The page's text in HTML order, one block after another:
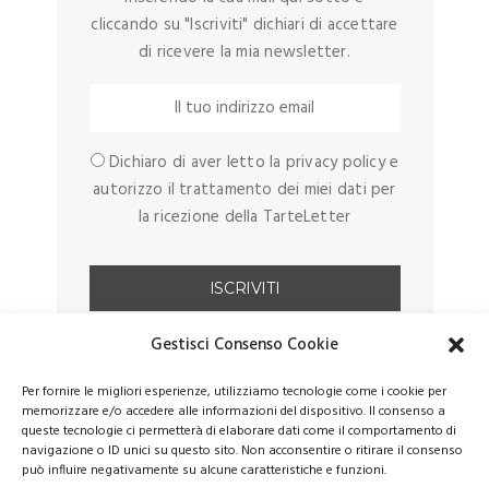
Gestisci Consenso Cookie
Per fornire le migliori esperienze, utilizziamo tecnologie come i cookie per
memorizzare e/o accedere alle informazioni del dispositivo. Il consenso a
queste tecnologie ci permetterà di elaborare dati come il comportamento di
navigazione o ID unici su questo sito. Non acconsentire o ritirare il consenso
può influire negativamente su alcune caratteristiche e funzioni.
cliccando su "Iscriviti" dichiari di accettare
di ricevere la mia newsletter.
Dichiaro di aver letto la privacy policy e
autorizzo il trattamento dei miei dati per
la ricezione della TarteLetter